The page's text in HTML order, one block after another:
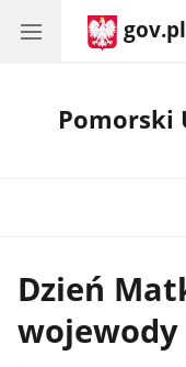
gov.pl
Pomorski
Dzień
wojewody